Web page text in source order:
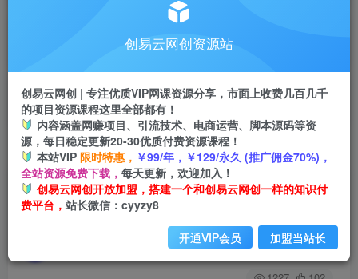
会员专属推广链接
挂机 项目
脚本卡密
APP下载
GO
首页 创业课程 会员专属 正文
（8257期）外面收费1688的火爆传奇全自动挂机
打金项目，单窗口利润高达百加【挂机…
关注
创易云网创资源站
创易云网创 | 专注优质VIP网课资源分享，市面上收费几百几千
的项目资源课程这里全部都有！
内容涵盖网赚项目、引流技术、电商运营、脚本源码等资
源，每日稳定更新20-30优质付费资源课程！
本站VIP 限时特惠， ￥99/年，￥129/永久 (推广佣金70%)，
全站资源免费下载， 每天更新，欢迎加入！
创易云网创开放加盟，搭建一个和创易云网创一样的知识付
费平台， 站长微信：cyyzy8
开通VIP会员 加盟当站长